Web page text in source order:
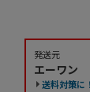
発送元
エーワン
送料対策に